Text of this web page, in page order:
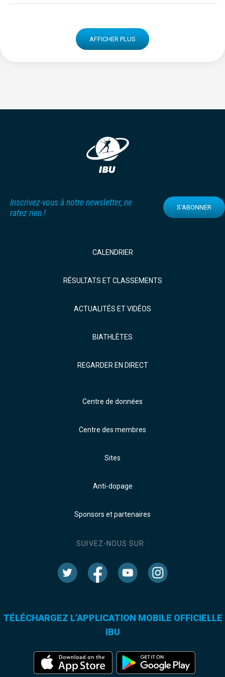
AFFICHER PLUS
Inscrivez-vous à notre newsletter, ne
ratez rien !
S'ABONNER
CALENDRIER
RÉSULTATS ET CLASSEMENTS
ACTUALITÉS ET VIDÉOS
BIATHLÈTES
REGARDER EN DIRECT
Centre de données
Centre des membres
Sites
Anti-dopage
Sponsors et partenaires
SUIVEZ-NOUS SUR :
TÉLÉCHARGEZ L'APPLICATION MOBILE OFFICIELLE
IBU